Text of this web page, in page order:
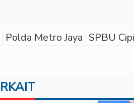
Polda Metro Jaya SPBU